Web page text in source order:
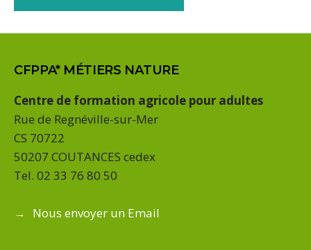
CFPPA* MÉTIERS NATURE
Centre de formation agricole pour adultes
Rue de Regnéville-sur-Mer
CS 70722
50207 COUTANCES cedex
Tel. 02 33 76 80 50
→ Nous envoyer un Email